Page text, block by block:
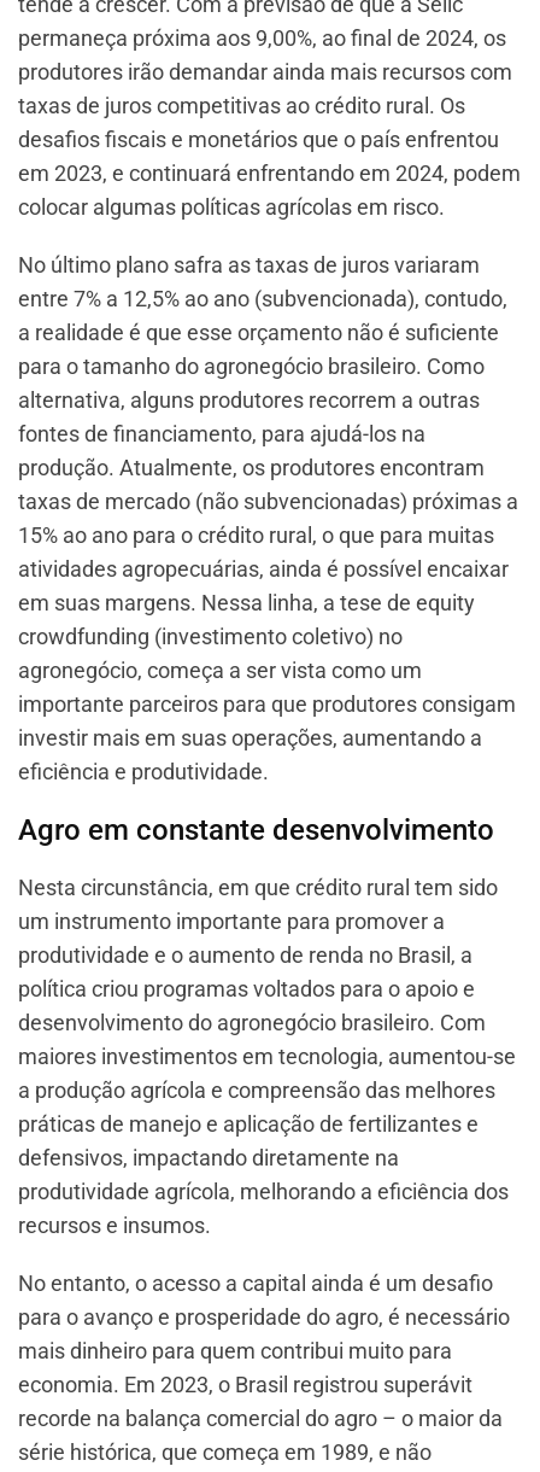
permaneça próxima aos 9,00%, ao final de 2024, os
produtores irão demandar ainda mais recursos com
taxas de juros competitivas ao crédito rural. Os
desafios fiscais e monetários que o país enfrentou
em 2023, e continuará enfrentando em 2024, podem
colocar algumas políticas agrícolas em risco.
No último plano safra as taxas de juros variaram
entre 7% a 12,5% ao ano (subvencionada), contudo,
a realidade é que esse orçamento não é suficiente
para o tamanho do agronegócio brasileiro. Como
alternativa, alguns produtores recorrem a outras
fontes de financiamento, para ajudá-los na
produção. Atualmente, os produtores encontram
taxas de mercado (não subvencionadas) próximas a
15% ao ano para o crédito rural, o que para muitas
atividades agropecuárias, ainda é possível encaixar
em suas margens. Nessa linha, a tese de equity
crowdfunding (investimento coletivo) no
agronegócio, começa a ser vista como um
importante parceiros para que produtores consigam
investir mais em suas operações, aumentando a
eficiência e produtividade.
Agro em constante desenvolvimento
Nesta circunstância, em que crédito rural tem sido
um instrumento importante para promover a
produtividade e o aumento de renda no Brasil, a
política criou programas voltados para o apoio e
desenvolvimento do agronegócio brasileiro. Com
maiores investimentos em tecnologia, aumentou-se
a produção agrícola e compreensão das melhores
práticas de manejo e aplicação de fertilizantes e
defensivos, impactando diretamente na
produtividade agrícola, melhorando a eficiência dos
recursos e insumos.
No entanto, o acesso a capital ainda é um desafio
para o avanço e prosperidade do agro, é necessário
mais dinheiro para quem contribui muito para
economia. Em 2023, o Brasil registrou superávit
recorde na balança comercial do agro – o maior da
série histórica, que começa em 1989, e não